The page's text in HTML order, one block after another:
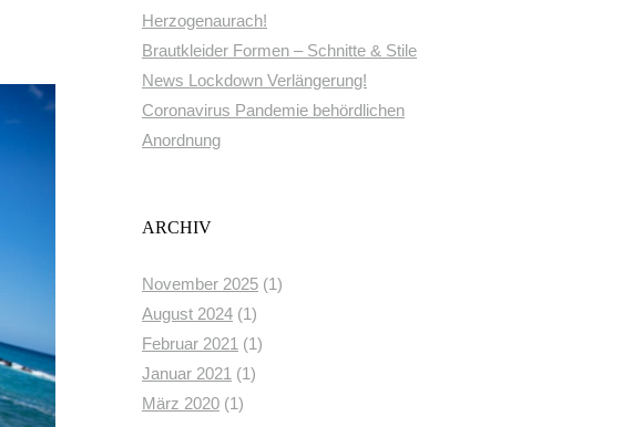
Herzogenaurach!
Brautkleider Formen – Schnitte & Stile
News Lockdown Verlängerung!
Coronavirus Pandemie behördlichen
Anordnung
ARCHIV
November 2025 (1)
August 2024 (1)
Februar 2021 (1)
Januar 2021 (1)
März 2020 (1)